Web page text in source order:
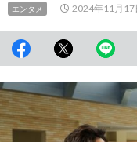
エンタメ 2024年11月17